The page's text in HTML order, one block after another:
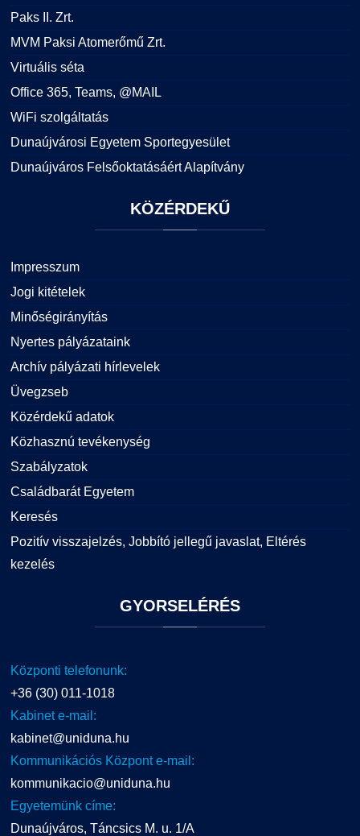
Paks II. Zrt.
MVM Paksi Atomerőmű Zrt.
Virtuális séta
Office 365, Teams, @MAIL
WiFi szolgáltatás
Dunaújvárosi Egyetem Sportegyesület
Dunaújváros Felsőoktatásáért Alapítvány
KÖZÉRDEKŰ
Impresszum
Jogi kitételek
Minőségirányítás
Nyertes pályázataink
Archív pályázati hírlevelek
Üvegzseb
Közérdekű adatok
Közhasznú tevékenység
Szabályzatok
Családbarát Egyetem
Keresés
Pozitív visszajelzés, Jobbító jellegű javaslat, Eltérés
kezelés
GYORSELÉRÉS
Központi telefonunk:
+36 (30) 011-1018
Kabinet e-mail:
kabinet@uniduna.hu
Kommunikációs Központ e-mail:
kommunikacio@uniduna.hu
Egyetemünk címe:
Dunaújváros, Táncsics M. u. 1/A